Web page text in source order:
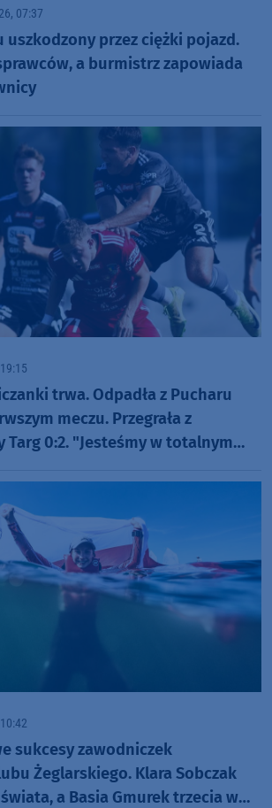
07:37
uszkodzony przez ciężki pojazd.
a burmistrz zapowiada
trwa. Odpadła z Pucharu
meczu. Przegrała z
Targ 0:2. "Jesteśmy w totalnym
sukcesy zawodniczek
Żeglarskiego. Klara Sobczak
a Basia Gmurek trzecia w